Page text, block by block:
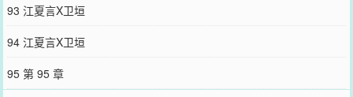
93 江夏言X卫垣
94 江夏言X卫垣
95 第 95 章